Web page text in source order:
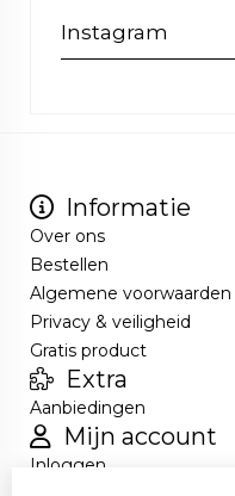
Instagram
Informatie
Over ons
Bestellen
Algemene voorwaarden
Privacy & veiligheid
Gratis product
Extra
Aanbiedingen
Mijn account
Inloggen